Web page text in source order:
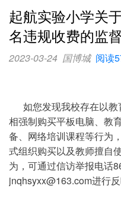
起航实验小学关
名违规收费的监
2023-03-24 国博城 阅读
如您发现我校存在以教
相强制购买平板电脑、教
备、网络培训课程等行为
式组织购买以及教师擅自
为，可通过信访举报电话
jnqhsyxx@163.com进行反